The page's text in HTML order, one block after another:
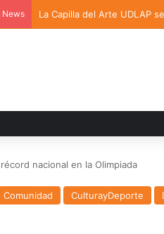
News La Capilla del Arte UDLAP
nacional en la Olimpiada
Comunidad CulturayDeporte